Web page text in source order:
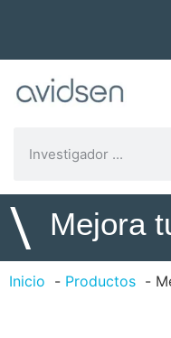
\ Mejora
Inicio Productos